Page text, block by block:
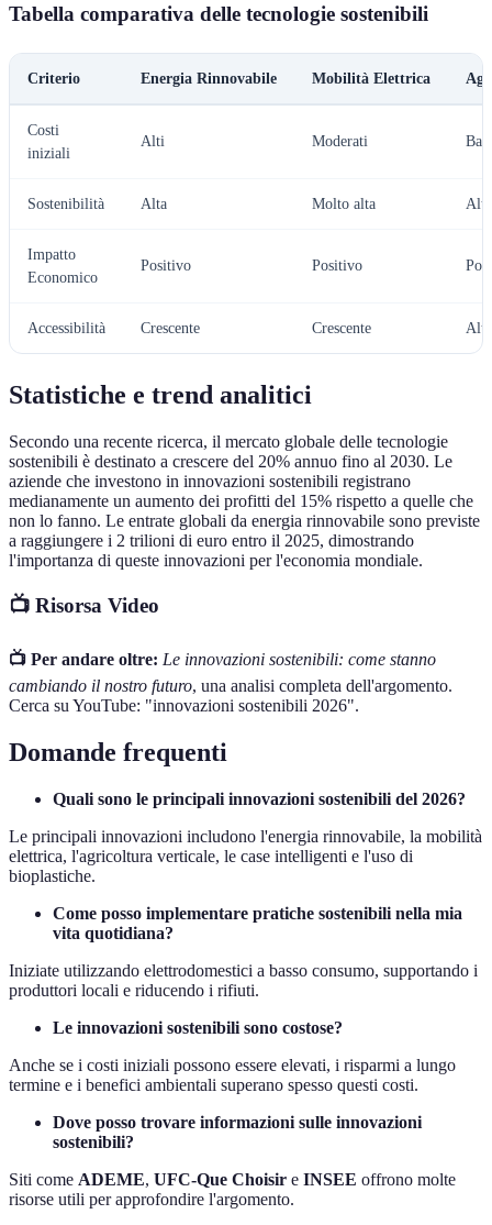
Tabella comparativa delle tecnologie sostenibili
Criterio Energia Rinnovabile Mobilità Elettrica
Costi
iniziali
Alti Moderati
Sostenibilità Alta Molto alta Alta
Impatto
Economico
Positivo Positivo
Accessibilità Crescente Crescente Alta
Statistiche e trend analitici
Secondo una recente ricerca, il mercato globale delle tecnologie
sostenibili è destinato a crescere del 20% annuo fino al 2030. Le
aziende che investono in innovazioni sostenibili registrano
medianamente un aumento dei profitti del 15% rispetto a quelle che
non lo fanno. Le entrate globali da energia rinnovabile sono previste
a raggiungere i 2 trilioni di euro entro il 2025, dimostrando
l'importanza di queste innovazioni per l'economia mondiale.
📺 Risorsa Video
📺 Per andare oltre: Le innovazioni sostenibili: come stanno
cambiando il nostro futuro, una analisi completa dell'argomento.
Cerca su YouTube: "innovazioni sostenibili 2026".
Domande frequenti
Quali sono le principali innovazioni sostenibili del 2026?
Le principali innovazioni includono l'energia rinnovabile, la mobilità
elettrica, l'agricoltura verticale, le case intelligenti e l'uso di
bioplastiche.
Come posso implementare pratiche sostenibili nella mia
vita quotidiana?
Iniziate utilizzando elettrodomestici a basso consumo, supportando i
produttori locali e riducendo i rifiuti.
Le innovazioni sostenibili sono costose?
Anche se i costi iniziali possono essere elevati, i risparmi a lungo
termine e i benefici ambientali superano spesso questi costi.
Dove posso trovare informazioni sulle innovazioni
sostenibili?
Siti come ADEME, UFC-Que Choisir e INSEE offrono molte
risorse utili per approfondire l'argomento.